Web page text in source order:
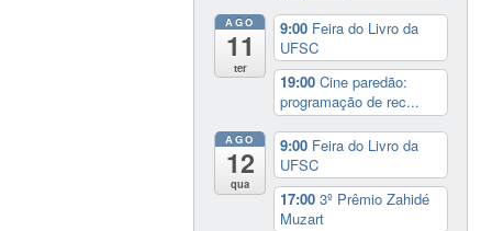
AGO
11
ter
9:00 Feira do Livro da
UFSC
19:00Cine paredão:
programação de rec...
AGO
12
qua
9:00 Feira do Livro da
UFSC
17:003º Prêmio Zahidé
Muzart